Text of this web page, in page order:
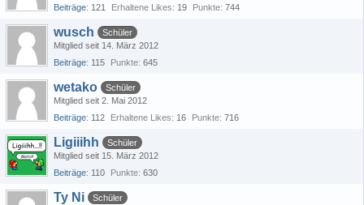
Beiträge 121 Erhaltene Likes 19 Punkte 744
wusch
Schüler
Mitglied seit 14. März 2012
Beiträge 115 Punkte 645
wetako
Schüler
Mitglied seit 2. Mai 2012
Beiträge 112 Erhaltene Likes 16 Punkte 716
Ligiiihh
Schüler
Mitglied seit 15. März 2012
Beiträge 110 Punkte 630
Ty Ni
Schüler